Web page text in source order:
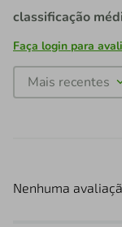
classificação
Faça login para
Mais recentes
Nenhuma